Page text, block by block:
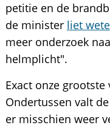
petitie en de
de minister liet
meer onderzoek
helmplicht".
Exact onze
Ondertussen valt
er misschien weer